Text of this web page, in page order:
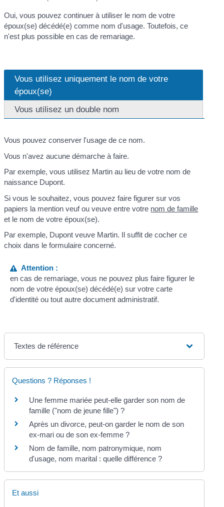
Oui, vous pouvez continuer à utiliser le nom de votre
époux(se) décédé(e) comme nom d'usage. Toutefois, ce
n'est plus possible en cas de remariage.
Vous utilisez uniquement le nom de votre
époux(se)
Vous utilisez un double nom
Vous pouvez conserver l'usage de ce nom.
Vous n'avez aucune démarche à faire.
Par exemple, vous utilisez Martin au lieu de votre nom de
naissance Dupont.
Si vous le souhaitez, vous pouvez faire figurer sur vos
papiers la mentionveufouveuve entre votre nom de famille
et le nom de votre époux(se).
Par exemple, Dupont veuve Martin. Il suffit de cocher ce
choix dans le formulaire concerné.
Attention :
en cas de remariage, vous ne pouvez plus faire figurer le
nom de votre époux(se) décédé(e) sur votre carte
d'identité ou tout autre document administratif.
Textes de référence
Questions ? Réponses !
Une femme mariée peut-elle garder son nom de
famille ("nom de jeune fille") ?
Après un divorce, peut-on garder le nom de son
ex-mari ou de son ex-femme ?
Nom de famille, nom patronymique, nom
d'usage, nom marital : quelle différence ?
Et aussi